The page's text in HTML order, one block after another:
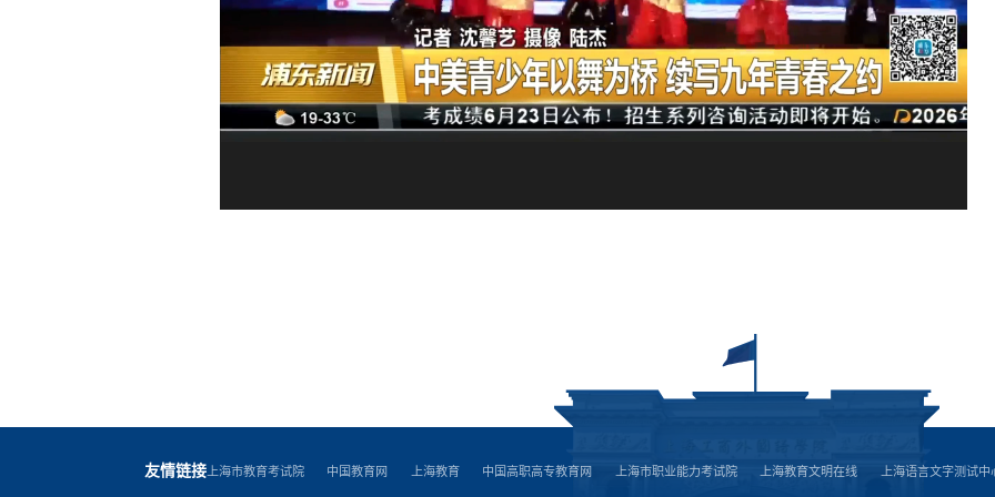
友情链接上海市教育考试院 中国教育网 上海教育 中国高职高专教育网 上海市职业能力考试院 上海教育文明在线 上海语言文字测试中